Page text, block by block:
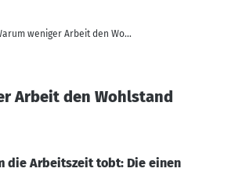
Warum weniger Arbeit den Wohlstand bedroht
Arbeit den Wohlstand
die Arbeitszeit tobt: Die einen